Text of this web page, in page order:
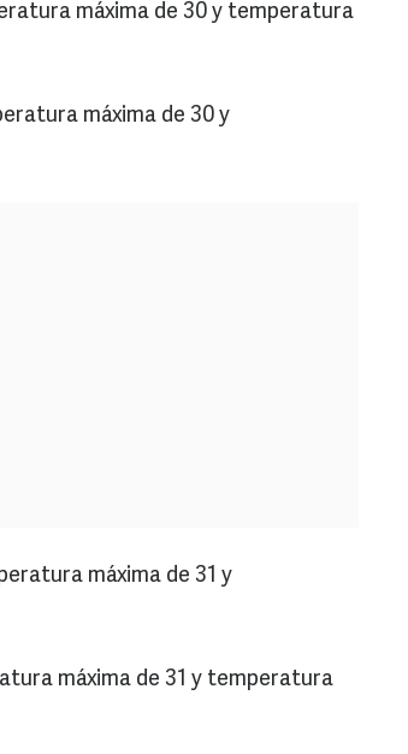
máxima de 30 y temperatura
máxima de 30 y
máxima de 31 y
máxima de 31 y temperatura